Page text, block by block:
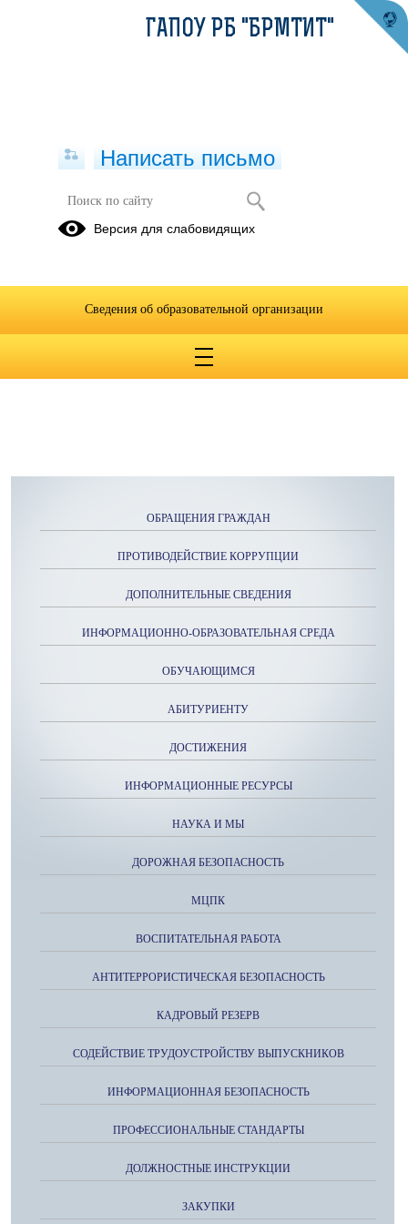
Публикации за 06.05.2026
"Подарок ветерану"
ОБРАЩЕНИЯ ГРАЖДАН
ПРОТИВОДЕЙСТВИЕ КОРРУПЦИИ
ДОПОЛНИТЕЛЬНЫЕ СВЕДЕНИЯ
ИНФОРМАЦИОННО-ОБРАЗОВАТЕЛЬНАЯ СРЕДА
ОБУЧАЮЩИМСЯ
АБИТУРИЕНТУ
ДОСТИЖЕНИЯ
ИНФОРМАЦИОННЫЕ РЕСУРСЫ
НАУКА И МЫ
ДОРОЖНАЯ БЕЗОПАСНОСТЬ
МЦПК
ВОСПИТАТЕЛЬНАЯ РАБОТА
АНТИТЕРРОРИСТИЧЕСКАЯ БЕЗОПАСНОСТЬ
КАДРОВЫЙ РЕЗЕРВ
СОДЕЙСТВИЕ ТРУДОУСТРОЙСТВУ ВЫПУСКНИКОВ
ИНФОРМАЦИОННАЯ БЕЗОПАСНОСТЬ
ПРОФЕССИОНАЛЬНЫЕ СТАНДАРТЫ
ДОЛЖНОСТНЫЕ ИНСТРУКЦИИ
ЗАКУПКИ
ГАПОУ РБ "БРМТИТ"
Написать письмо
Версия для слабовидящих
Сведения об образовательной организации